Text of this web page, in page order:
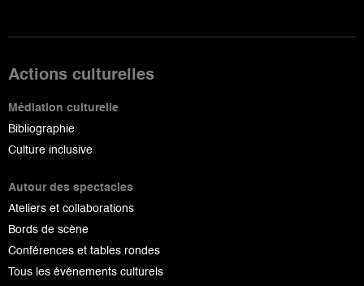
Actions culturelles
Médiation culturelle
Bibliographie
Culture inclusive
Autour des spectacles
Ateliers et collaborations
Bords de scène
Conférences et tables rondes
Tous les événements culturels